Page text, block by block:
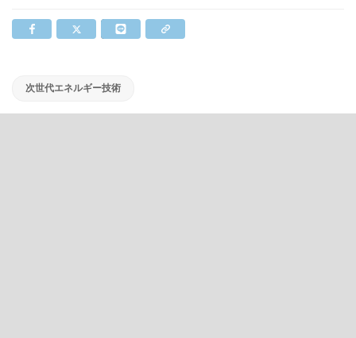
次世代エネルギー技術